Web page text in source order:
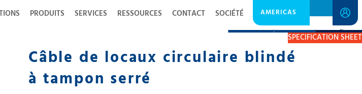
PRODUITS SERVICES RESSOURCES CONTACT SOCIÉTÉ AMERICAS
DESCRIPTIONRESOURCESGET A QUOTE
SPECIFICATION SHEET
Câble de locaux circulaire blindé
à tampon serré